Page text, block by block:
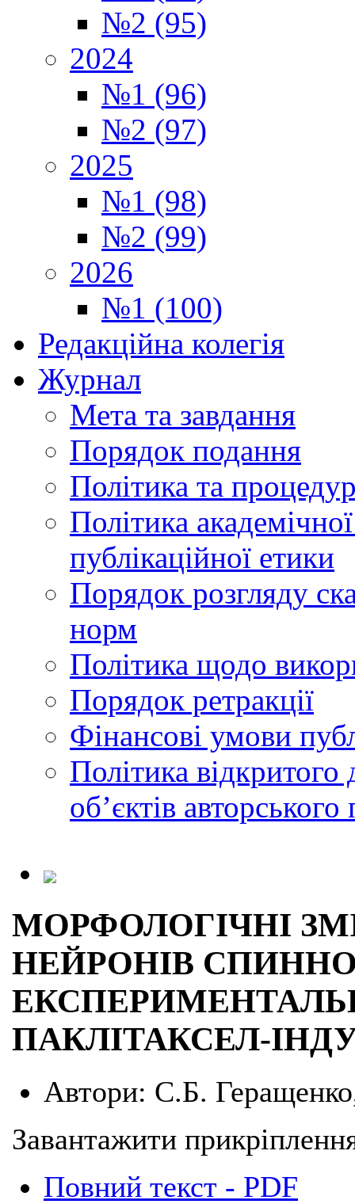
№2 (95)
2024
№1 (96)
№2 (97)
2025
№1 (98)
№2 (99)
2026
№1 (100)
Редакційна колегія
Журнал
Мета та завдання
Порядок подання
Політика та
Політика
публікаційної етики
Порядок розгляду
норм
Політика щодо
Порядок ретракції
Фінансові умови
Політика
обʼєктів авторського
МОРФОЛОГІЧНІ
НЕЙРОНІВ
ПАКЛІТАКСЕЛ-
Автори: С.Б.
Завантажити
Повний текст - PDF